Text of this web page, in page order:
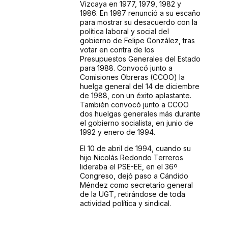
Vizcaya en 1977, 1979, 1982 y
1986. En 1987 renunció a su escaño
para mostrar su desacuerdo con la
política laboral y social del
gobierno de Felipe González, tras
votar en contra de los
Presupuestos Generales del Estado
para 1988. Convocó junto a
Comisiones Obreras (CCOO) la
huelga general del 14 de diciembre
de 1988, con un éxito aplastante.
También convocó junto a CCOO
dos huelgas generales más durante
el gobierno socialista, en junio de
1992 y enero de 1994.
El 10 de abril de 1994, cuando su
hijo Nicolás Redondo Terreros
lideraba el PSE-EE, en el 36º
Congreso, dejó paso a Cándido
Méndez como secretario general
de la UGT, retirándose de toda
actividad política y sindical.